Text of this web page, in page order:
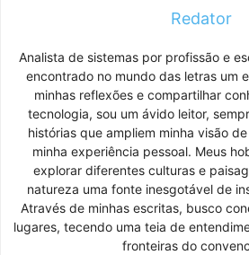
Redator
Analista de sistemas por profissão e
encontrado no mundo das letras um
minhas reflexões e compartilhar
tecnologia, sou um ávido leitor,
histórias que ampliem minha visão
minha experiência pessoal. Meus
explorar diferentes culturas e
natureza uma fonte inesgotável de
Através de minhas escritas, busco
lugares, tecendo uma teia de
fronteiras do